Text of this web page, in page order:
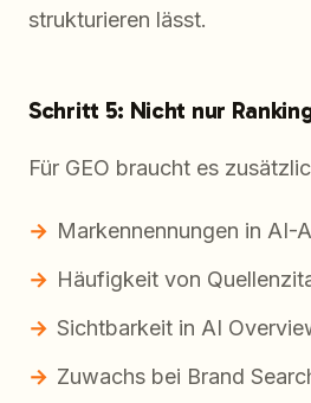
strukturieren lässt.
Schritt 5: Nicht nur
Für GEO braucht es
Markennennungen in AI-
Häufigkeit von
Sichtbarkeit in AI
Zuwachs bei Brand